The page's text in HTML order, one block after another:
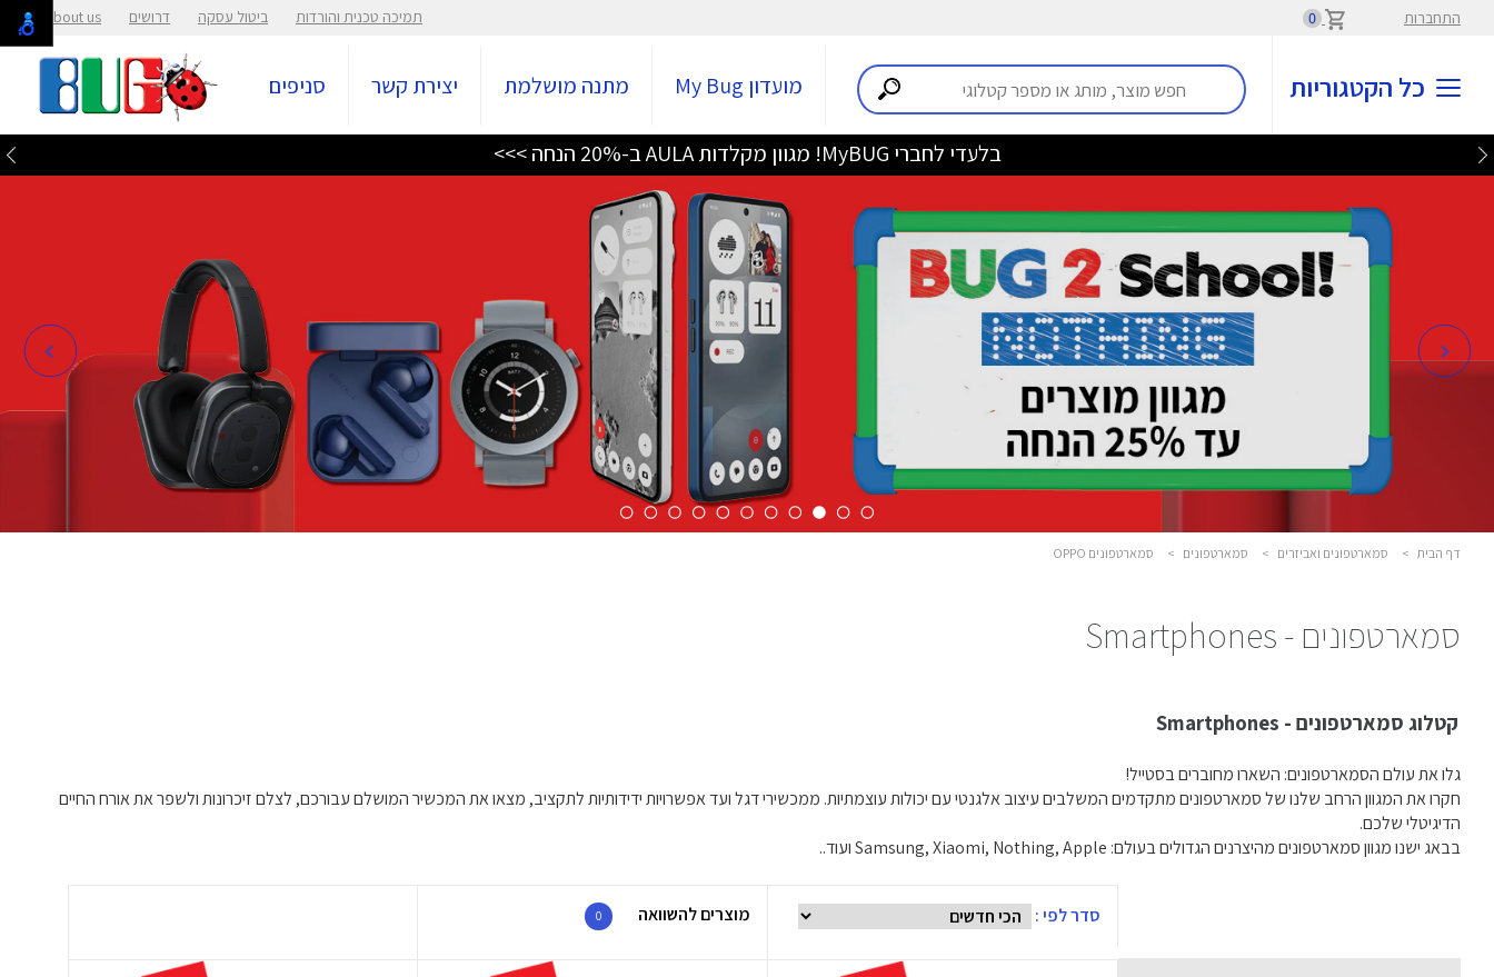
התחברות 0 תמיכה טכנית והורדות ביטול עסקה דרושים About us
כל הקטגוריות מועדון My Bug מתנה מושלמת יצירת קשר סניפים
בלעדי לחברי MyBUG! מגוון מקלדות AULA ב-20% הנחה >>>
דף הבית > סמארטפונים ואביזרים > סמארטפונים > סמארטפונים OPPO
סמארטפונים - Smartphones
קטלוג סמארטפונים - Smartphones
גלו את עולם הסמארטפונים: השארו מחוברים בסטייל!
חקרו את המגוון הרחב שלנו של סמארטפונים מתקדמים המשלבים עיצוב אלגנטי עם יכולות עוצמתיות. ממכשירי דגל ועד אפשרויות ידידותיות לתקציב, מצאו את המכשיר המושלם עבורכם, לצלם זיכרונות ולשפר את אורח החיים
הדיגיטלי שלכם.
בבאג ישנו מגוון סמארטפונים מהיצרנים הגדולים בעולם: Samsung, Xiaomi, Nothing, Apple ועוד..
סדר לפי : מוצרים להשוואה 0